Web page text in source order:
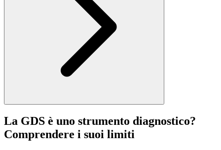
La GDS è uno strumento diagnostico?
Comprendere i suoi limiti